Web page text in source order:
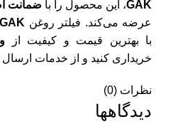
GAK، این محصول را با ضمانت
عرضه می‌کند. فیلتر روغن GAK مدل L21092
با بهترین قیمت و کیفیت از
خریداری کنید و از خدمات
نظرات (0)
دیدگاهها